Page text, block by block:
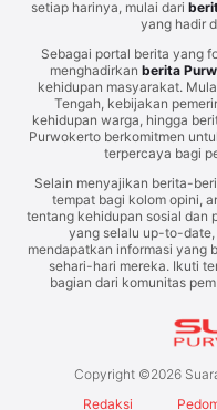
setiap harinya, mulai dari
yang hadir
Sebagai portal berita yang
menghadirkan berita
kehidupan masyarakat.
Tengah, kebijakan
kehidupan warga, hingga
Purwokerto berkomitmen
terpercaya bagi
Selain menyajikan berita-
tempat bagi kolom opini,
tentang kehidupan sosial dan
yang selalu up-to-
mendapatkan informasi yang
sehari-hari mereka. Ikuti
bagian dari komunitas
Copyright ©2026
Redaksi